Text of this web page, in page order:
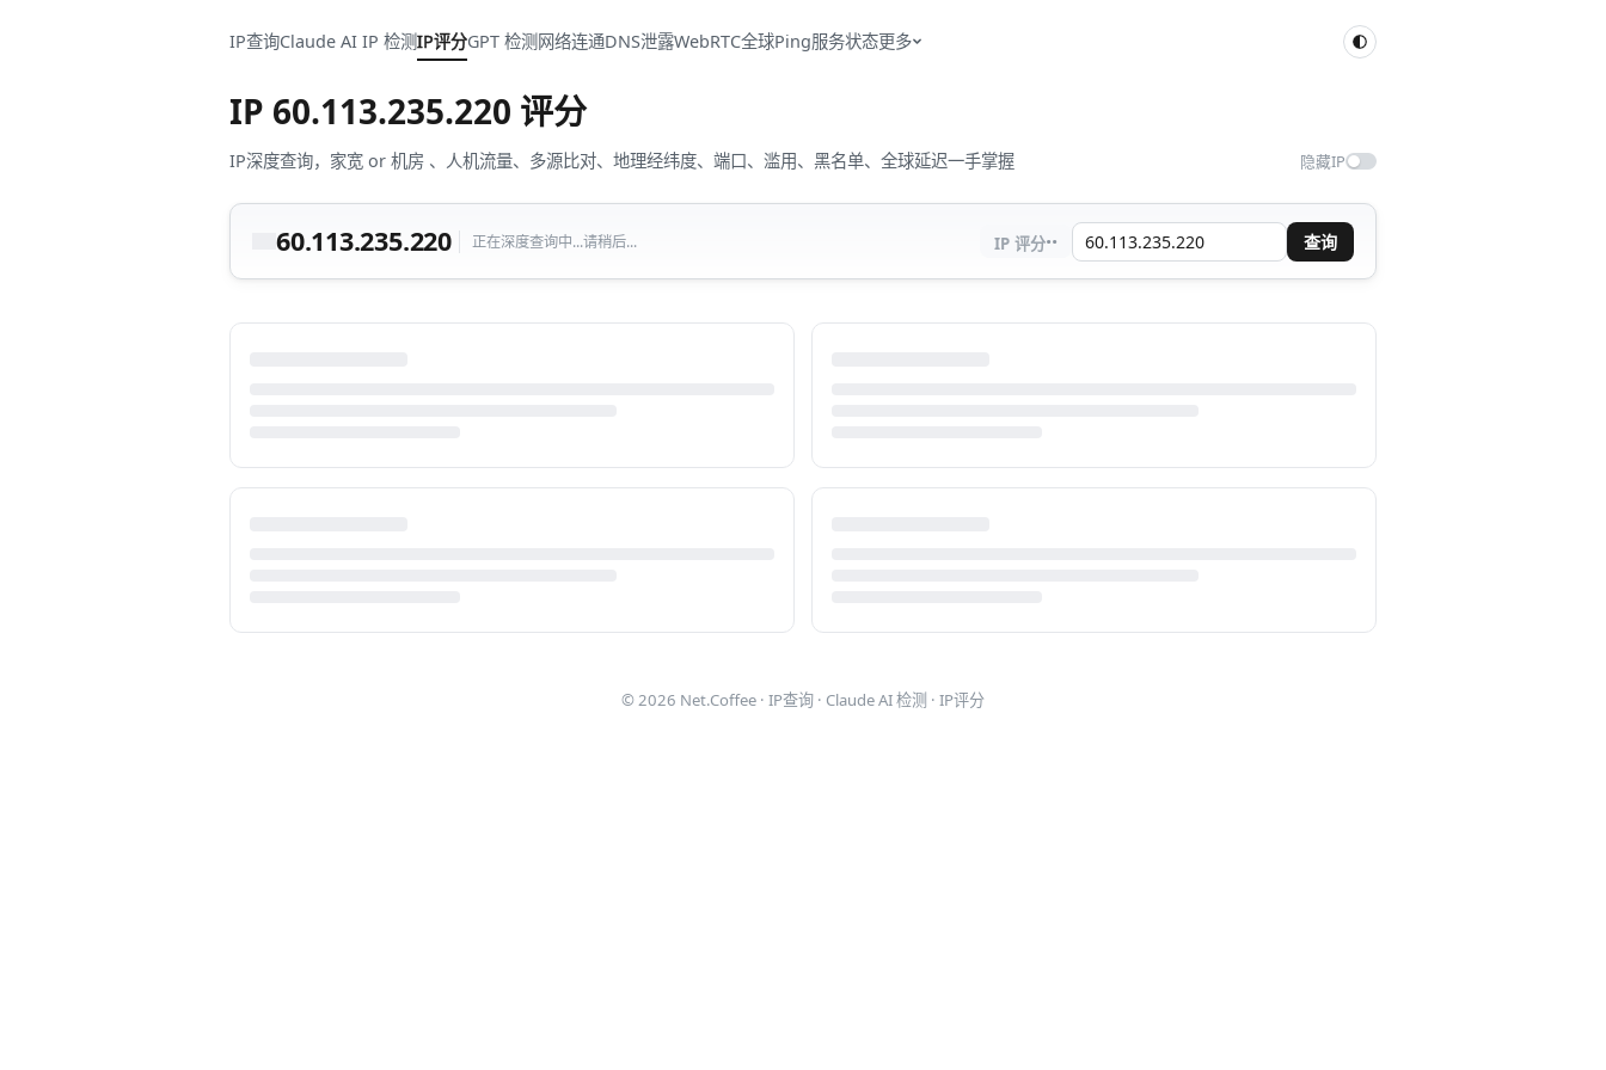
IP查询Claude AI IP 检测IP评分GPT 检测网络连通DNS泄露WebRTC全球Ping服务状态更多
IP 60.113.235.220 评分
IP深度查询，家宽 or 机房 、人机流量、多源比对、地理经纬度、端口、滥用、黑名单、全球延迟一手掌握 隐藏IP
60.113.235.220 正在深度查询中...请稍后... IP 评分·· 查询
© 2026 Net.Coffee · IP查询 · Claude AI 检测 · IP评分